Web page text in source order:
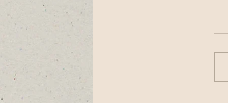
האמנות בתשלום